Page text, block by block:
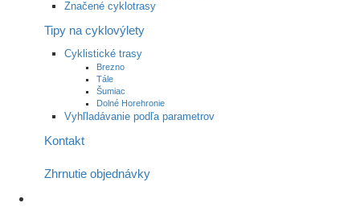
Značené cyklotrasy
Tipy na cyklovýlety
Cyklistické trasy
Brezno
Tále
Šumiac
Dolné Horehronie
Vyhľladávanie podľa parametrov
Kontakt
Zhrnutie objednávky